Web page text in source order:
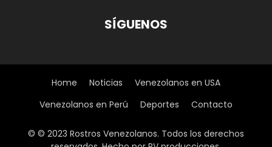
SÍGUENOS
Home Noticias
Venezolanos en USA
Venezolanos en Perú
Deportes Contacto
© © 2023 Rostros Venezolanos. Todos los derechos